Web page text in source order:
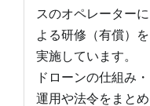
スのオペレーターに
よる研修（有償）を
実施しています。
ドローンの仕組み・
運用や法令をまとめ